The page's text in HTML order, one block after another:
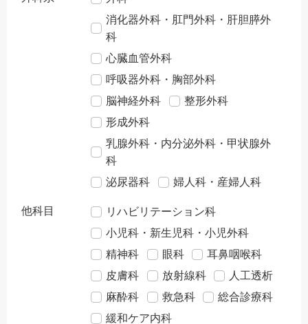
消化器外科・肛門外科・肝胆膵外
科
心臓血管外科
呼吸器外科・胸部外科
脳神経外科
整形外科
形成外科
乳腺外科・内分泌外科・甲状腺外
科
泌尿器科
婦人科・産婦人科
他科目
リハビリテーション科
小児科・新生児科・小児外科
精神科
眼科
耳鼻咽喉科
皮膚科
放射線科
人工透析
麻酔科
救急科
総合診療科
緩和ケア内科